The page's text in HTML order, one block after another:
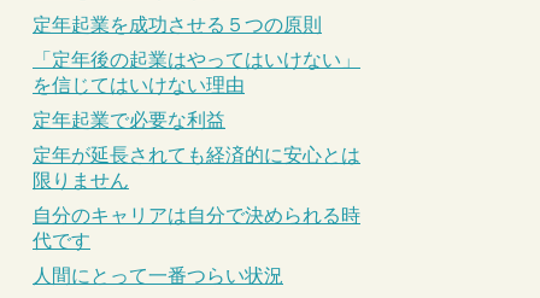
定年起業を成功させる５つの原則
「定年後の起業はやってはいけない」
を信じてはいけない理由
定年起業で必要な利益
定年が延長されても経済的に安心とは
限りません
自分のキャリアは自分で決められる時
代です
人間にとって一番つらい状況